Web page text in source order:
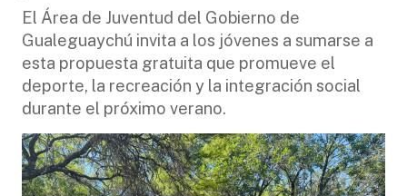
a
n
El Área de Juventud del Gobierno de
Gualeguaychú invita a los jóvenes a sumarse a
esta propuesta gratuita que promueve el
deporte, la recreación y la integración social
durante el próximo verano.